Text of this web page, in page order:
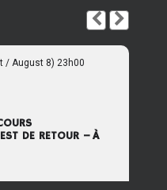
/ August 8) 23h00
DE RETOUR – À